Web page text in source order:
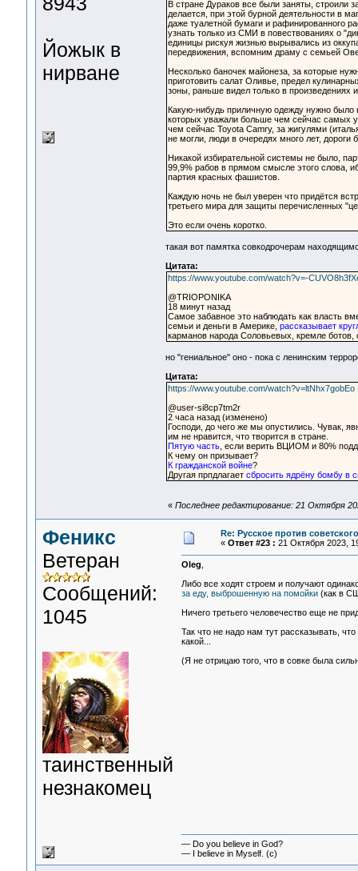
Йожык в
нирване
В стране Дураков все были заняты, строили
делается, при этой бурной деятельности в
даже туалетной бумаги и рафинированного
узнать только из СМИ в повествованиях о
единицы рискуя жизнью вырывались из
передвижения, вспомним драму с семьей
Несколько баночек майонеза, за которые
приготовить салат Оливье, предел
зоны, раньше видел только в произведениях
Какую-нибудь приличную одежду нужно было
которых уважали больше чем сейчас самых
чем сейчас Toyota Camry, за жигулями
не могли, люди в очередях много лет, дороги
Никакой избирательной системы не было,
99,9% рабов в прямом смысле этого слова,
партия красных фашистов.
Каждую ночь не был уверен что придётся
третьего мира для защиты перечисленных
Это если очень коротко.
такая вот памятка совкодрочерам
Цитата:
https://www.youtube.com/watch?v=-
@TRIOPONIKA
18 минут назад
Самое забавное это наблюдать как власть
семьи и деньги в Америке, рассказывает
карманов народа Соловьевых, кремле ботов,
но "гениальное" оно - пока с ленинским
Цитата:
https://www.youtube.com/watch?v=ltNhx7gobEo
@user-si8cp7tm2r
2 часа назад (изменено)
Господи, до чего же мы опустились. Чувак,
им не нравится, что творится в стране.
Пятую часть, если верить ВЦИОМ и 80%
К чему он призывает?
К гражданской войне?
Другая прпдлагает сбросить ядрёну бомбу в
« Последнее редактирование: 21 Октября
Феникс
Ветеран
Сообщений:
1045
таинственный
незнакомец
Re: Русское против советского
« Ответ #23 : 21 Октября 2023,
Oleg
Либо все ходят строем и получают
за еду, выброшенную на помойки(как в
Ничего третьего человечество еще не
Так что не надо нам тут рассказывать,
какой...
(Я не отрицаю того, что в совке была
— Do you believe in God?
— I believe in Myself. (c)